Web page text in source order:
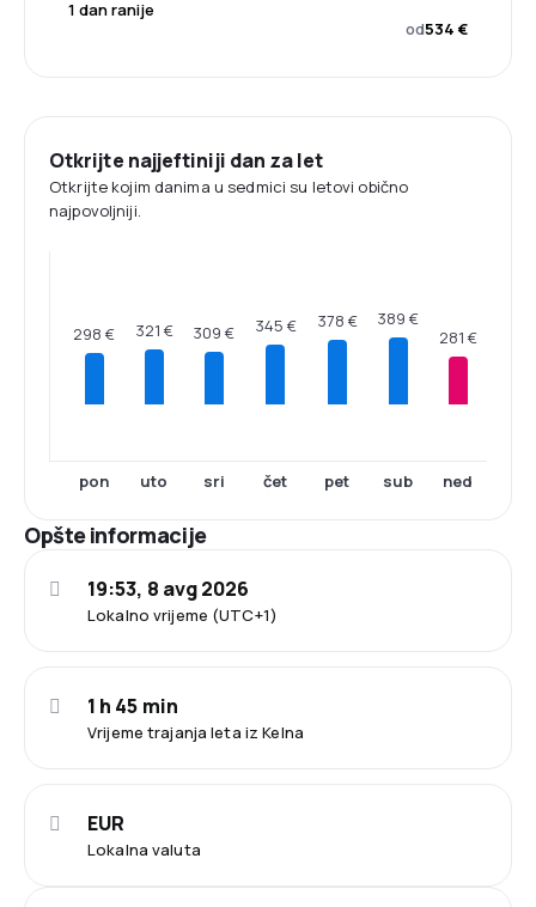
1 dan ranije
od534 €
Otkrijte najjeftiniji dan za let
Otkrijte kojim danima u sedmici su letovi obično
najpovoljniji.
298 €
pon
321 €
uto
309 €
sri
345 €
čet
378 €
pet
389 €
sub
281 €
ned
Opšte informacije
Lokalno vrijeme (UTC+1)
19:53, 8 avg 2026
Vrijeme trajanja leta iz Kelna
1 h 45 min
Lokalna valuta
EUR